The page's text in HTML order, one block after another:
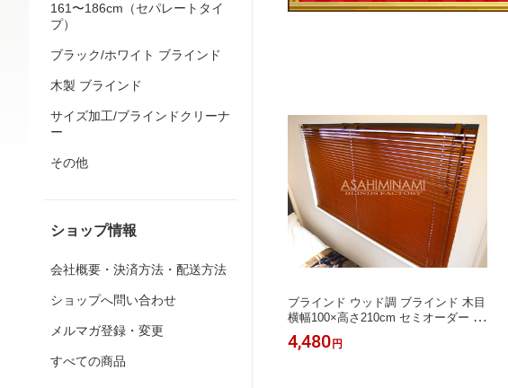
161〜186cm（セパレートタイ
プ）
ブラック/ホワイト ブラインド
木製 ブラインド
サイズ加工/ブラインドクリーナ
ー
その他
ショップ情報
会社概要・決済方法・配送方法
ショップへ問い合わせ
メルマガ登録・変更
すべての商品
ブラインド ウッド調 ブラインド 木目
横幅100×高さ210cm セミオーダー サ
イズ加工可能
4,480 円